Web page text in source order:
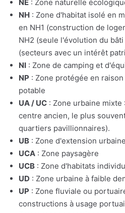
NE : Zone naturelle
NH : Zone d'habitat isolé en
en NH1 (construction de
NH2 (seule l'évolution du
(secteurs avec un intérêt
NI : Zone de camping et
NP : Zone protégée en
potable
UA / UC : Zone urbaine mixte
centre ancien, le plus
quartiers pavillionnaires).
UB : Zone d'extension
UCA : Zone paysagère
UCB : Zone d'habitats
UD : Zone urbaine à faible
UP : Zone fluviale ou
constructions à usage